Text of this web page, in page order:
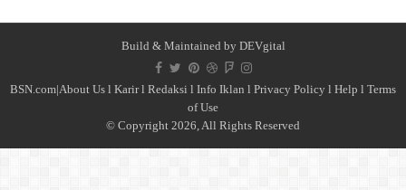
Build & Maintained by DEVgital
BSN.com|About Us l Karirl Redaksi l Info Iklan l Privacy Policy l Help l Terms
of Use
© Copyright 2026, All Rights Reserved